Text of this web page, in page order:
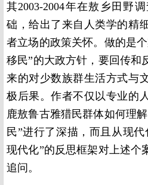
其2003-2004年在敖乡田野
础，给出了来自人类学的精
者立场的政策关怀。做的是
移民”的大政方针，要回传和
来的对少数族群生活方式与
极后果。作者不仅以专业的
鹿敖鲁古雅猎民群体如何理
民”进行了深描，而且从现
现代化”的反思框架对上述个
追问。